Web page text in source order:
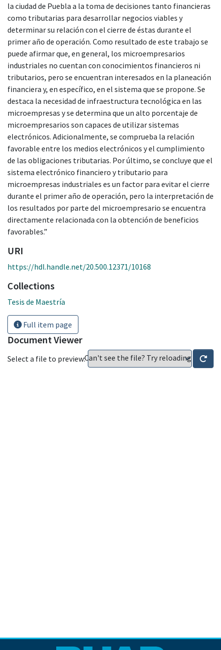
la ciudad de Puebla a la toma de decisiones tanto financieras
como tributarias para desarrollar negocios viables y
determinar su relación con el cierre de éstas durante el
primer año de operación. Como resultado de este trabajo se
puede afirmar que, en general, los microempresarios
industriales no cuentan con conocimientos financieros ni
tributarios, pero se encuentran interesados en la planeación
financiera y, en específico, en el sistema que se propone. Se
destaca la necesidad de infraestructura tecnológica en las
microempresas y se determina que un alto porcentaje de
microempresarios son capaces de utilizar sistemas
electrónicos. Adicionalmente, se comprueba la relación
favorable entre los medios electrónicos y el cumplimiento
de las obligaciones tributarias. Por último, se concluye que el
sistema electrónico financiero y tributario para
microempresas industriales es un factor para evitar el cierre
durante el primer año de operación, pero la interpretación de
los resultados por parte del microempresario se encuentra
directamente relacionada con la obtención de beneficios
favorables.”
URI
https://hdl.handle.net/20.500.12371/10168
Collections
Tesis de Maestría
Full item page
Document Viewer
Select a file to preview:Can't see the file? Try reloading